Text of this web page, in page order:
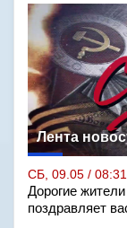
Лента
СБ, 09.05 / 08:31
Дорогие
поздравляет